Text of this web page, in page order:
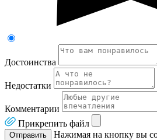
Достоинства
Недостатки
Комментарии
Прикрепить файл
Отправить Нажимая на кнопку вы